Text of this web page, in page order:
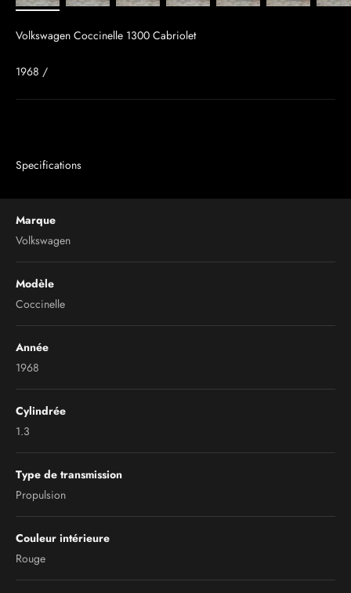
Volkswagen Coccinelle 1300 Cabriolet
1968 /
Specifications
Marque
Volkswagen
Modèle
Coccinelle
Année
1968
Cylindrée
1.3
Type de transmission
Propulsion
Couleur intérieure
Rouge